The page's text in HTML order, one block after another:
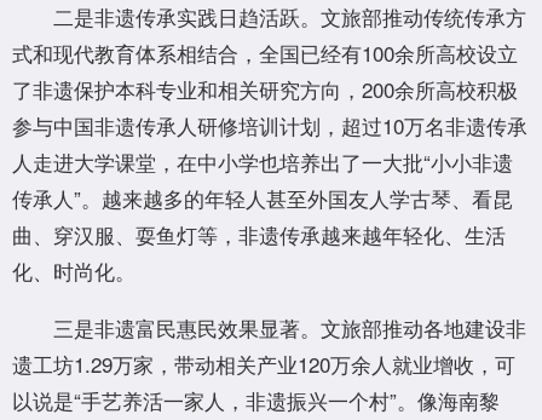
二是非遗传承实践日趋活跃。文旅部推动传统传承方
式和现代教育体系相结合，全国已经有100余所高校设立
了非遗保护本科专业和相关研究方向，200余所高校积极
参与中国非遗传承人研修培训计划，超过10万名非遗传承
人走进大学课堂，在中小学也培养出了一大批“小小非遗
传承人”。越来越多的年轻人甚至外国友人学古琴、看昆
曲、穿汉服、耍鱼灯等，非遗传承越来越年轻化、生活
化、时尚化。
三是非遗富民惠民效果显著。文旅部推动各地建设非
遗工坊1.29万家，带动相关产业120万余人就业增收，可
以说是“手艺养活一家人，非遗振兴一个村”。像海南黎